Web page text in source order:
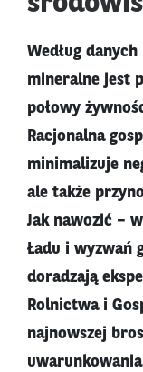
Według
mineralne jest
połowy
Racjonalna
minimalizuje
ale także
Jak nawozić –
Ładu i wyzwań
doradzają
Rolnictwa i
najnowszej